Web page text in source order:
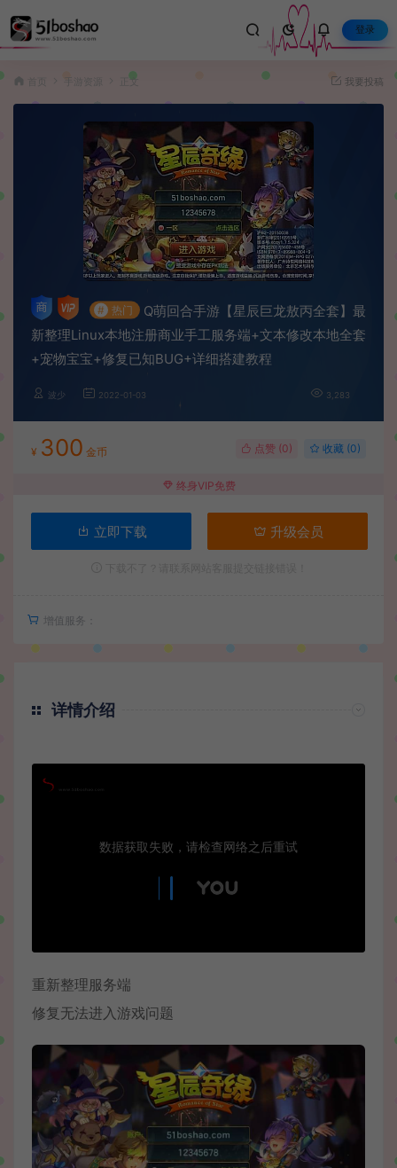
登录
手游资源 正文 我要投稿
# 热门
Q萌回合手游【星辰巨龙敖丙全套】最
新整理Linux本地注册商业手工服务端+文本修改本地全套
+宠物宝宝+修复已知BUG+详细搭建教程
波少 2022-01-03 3,283
¥ 300 金币 点赞 (0) 收藏 (0)
终身VIP免费
立即下载 升级会员
增值服务：
详情介绍
重新整理服务端
修复无法进入游戏问题